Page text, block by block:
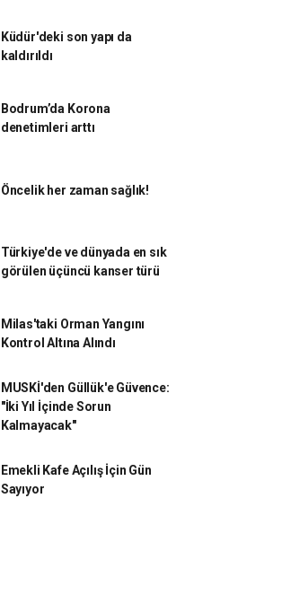
Küdür'deki son yapı da
kaldırıldı
Bodrum’da Korona
denetimleri arttı
Öncelik her zaman sağlık!
Türkiye'de ve dünyada en sık
görülen üçüncü kanser türü
Milas'taki Orman Yangını
Kontrol Altına Alındı
MUSKİ'den Güllük'e Güvence:
"İki Yıl İçinde Sorun
Kalmayacak"
Emekli Kafe Açılış İçin Gün
Sayıyor